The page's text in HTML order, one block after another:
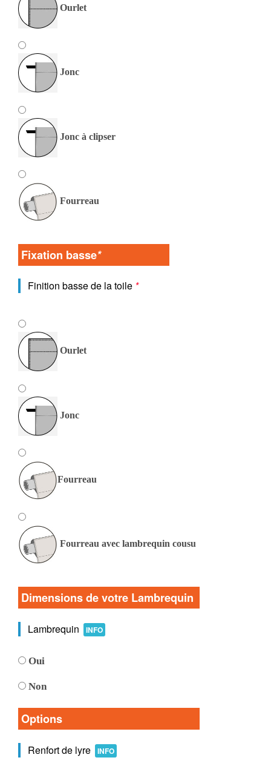
Ourlet
Jonc
Jonc à clipser
Fourreau
Fixation basse*
Finition basse de la toile *
Ourlet
Jonc
Fourreau
Fourreau avec lambrequin cousu
Dimensions de votre Lambrequin
Lambrequin INFO
Oui
Non
Options
Renfort de lyre INFO